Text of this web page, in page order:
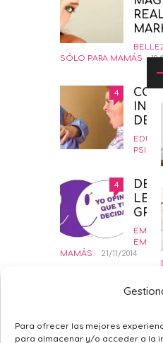
Para ofrecer las mejores
para almacenar y/o acceder a la
SÓLO PARA MAMÁS
19/
4
4
MAMÁS
21/11/2014